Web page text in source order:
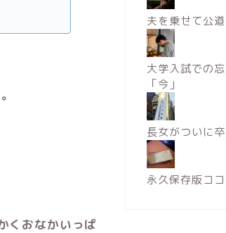
くおなかいっぱ
夫を乗せて公
大学入試での
「今」
長女がついに卒
永久保存版ココ